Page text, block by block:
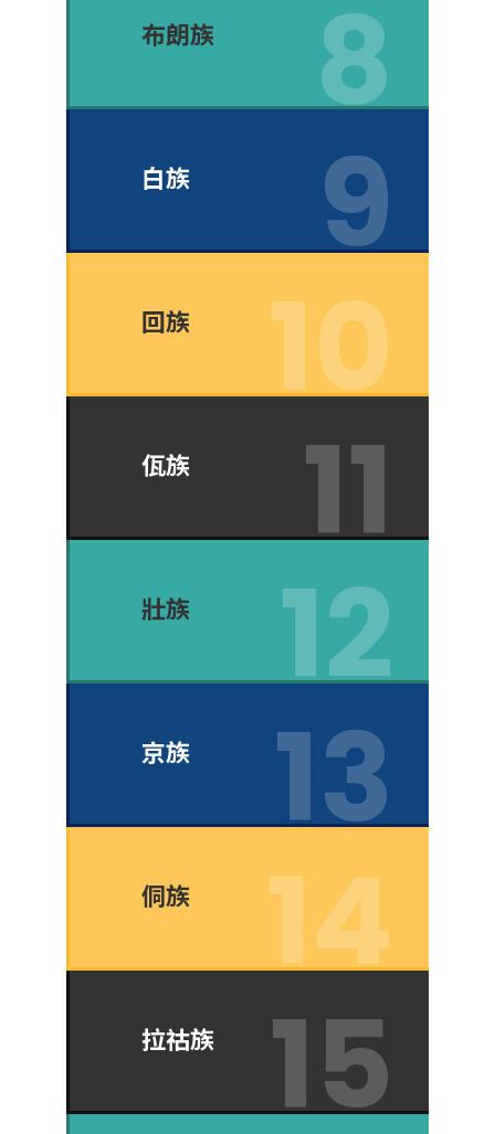
布朗族
白族
回族
佤族
壯族
京族
侗族
拉祜族